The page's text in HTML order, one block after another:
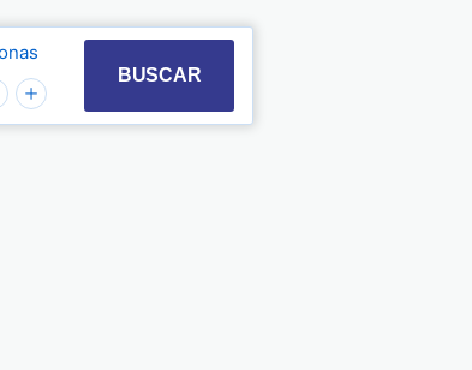
calendar and select a date. Press the
with the calendar and select a date.
BUSCAR